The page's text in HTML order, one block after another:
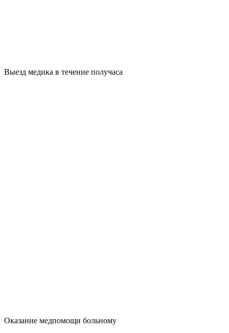
Выезд медика в течение получаса
Оказание медпомощи больному